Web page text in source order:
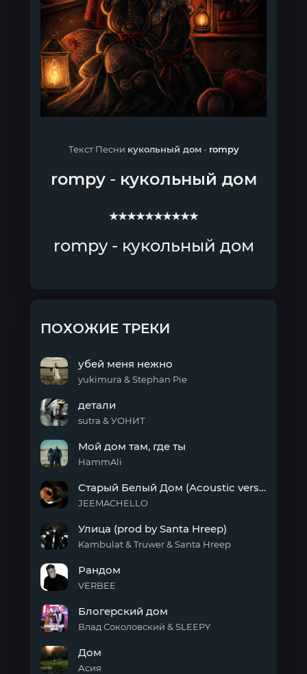
Текст Песни кукольный дом- rompy
rompy- кукольный дом
★★★★★★★★★★
rompy - кукольный дом
ПОХОЖИЕ ТРЕКИ
меня
нежно
убей меня нежно
yukimura & Stephan Pie
детали
sutra & УОНИТ
дом
там,
ты
Мой дом там, где ты
HammAli
Белый
Дом
version)
Старый Белый Дом (Acoustic version)
JEEMACHELLO
(prod
by
Hreep)
Улица (prod by Santa Hreep)
Kambulat & Truwer & Santa Hreep
Рандом
VERBEE
дом
Блогерский дом
Влад Соколовский & SLEEPY
Дом
Асия